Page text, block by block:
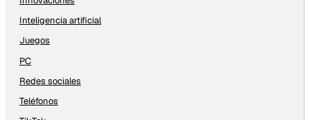
Inteligencia artificial
Juegos
PC
Redes sociales
Teléfonos